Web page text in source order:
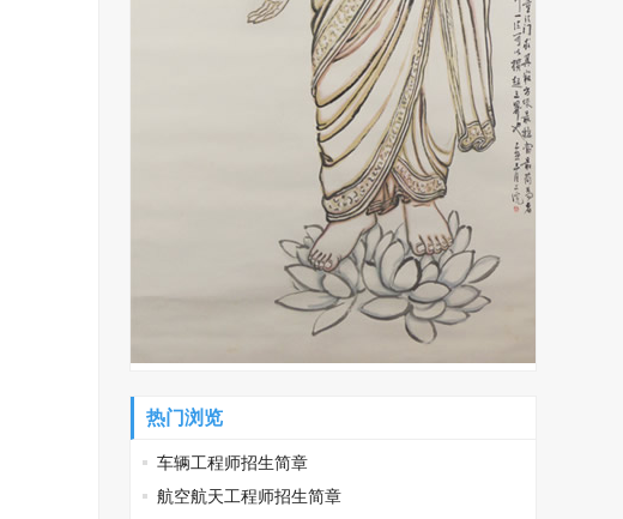
热门浏览
车辆工程师招生简章
航空航天工程师招生简章